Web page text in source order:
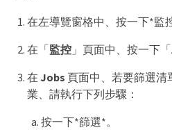
在左導覽窗格中、按一下*監
在「監控」頁面中、按一下「
在 Jobs 頁面中、若要篩選
業、請執行下列步驟：
按一下*篩選*。